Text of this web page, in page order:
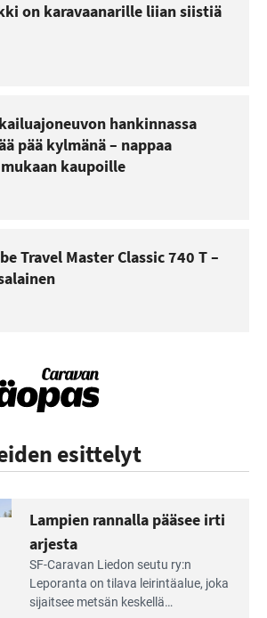
on karavaanarille liian siistiä
hankinnassa
pää kylmänä – nappaa
kaupoille
Travel Master Classic 740 T –
esittelyt
Lampien rannalla pääsee irti
arjesta
SF-Caravan Liedon seutu ry:n
Leporanta on tilava leirintäalue, joka
sijaitsee metsän kes­kellä